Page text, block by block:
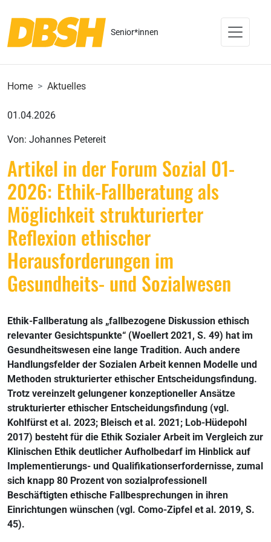
Senior*innen
Home Aktuelles
01.04.2026
Von: Johannes Petereit
Artikel in der Forum Sozial 01-
2026: Ethik-Fallberatung als
Möglichkeit strukturierter
Reflexion ethischer
Herausforderungen im
Gesundheits- und Sozialwesen
Ethik-Fallberatung als „fallbezogene Diskussion ethisch
relevanter Gesichtspunkte“ (Woellert 2021, S. 49) hat im
Gesundheitswesen eine lange Tradition. Auch andere
Handlungsfelder der Sozialen Arbeit kennen Modelle und
Methoden strukturierter ethischer Entscheidungsfindung.
Trotz vereinzelt gelungener konzeptioneller Ansätze
strukturierter ethischer Entscheidungsfindung (vgl.
Kohlfürst et al. 2023; Bleisch et al. 2021; Lob-Hüdepohl
2017) besteht für die Ethik Sozialer Arbeit im Vergleich zur
Klinischen Ethik deutlicher Aufholbedarf im Hinblick auf
Implementierungs- und Qualifikationserfordernisse, zumal
sich knapp 80 Prozent von sozialprofessionell
Beschäftigten ethische Fallbesprechungen in ihren
Einrichtungen wünschen (vgl. Como-Zipfel et al. 2019, S.
45).